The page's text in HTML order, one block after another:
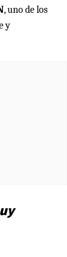
, uno de los
y